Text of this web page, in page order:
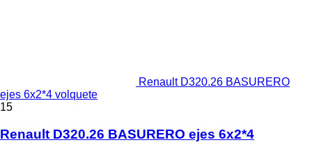
Renault D320.26 BASURERO
ejes 6x2*4 volquete
15
Renault D320.26 BASURERO ejes 6x2*4